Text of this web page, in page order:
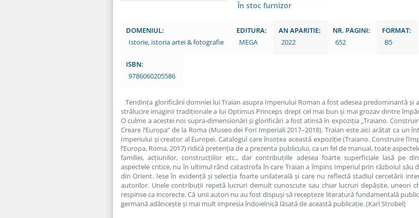
În stoc furnizor
DOMENIUL:
Istorie, istoria artei & fotografie
EDITURA:
MEGA
AN APARITIE:
2022
NR. PAGINI:
652
FORMAT:
B5
ISBN:
9786060205586
Tendința glorificării domniei lui Traian asupra Imperiului Roman a fost adesea predominantă și
strălucire imaginii tradiționale a lui Optimus Princeps drept cel mai bun și mai grozav dintre
O culme a acestei noi supra‑dimensionări și glorificări a fost atinsă în expoziția „Traiano.
Creare l’Europa” de la Roma (Museo dei Fori Imperiali 2017–2018). Traian este aici arătat ca un
Imperiului și creator al Europei. Catalogul care însoțea această expoziție (Traiano. Construire
l’Europa, Roma, 2017) ridică pretenția de a prezenta publicului, ca un fel de manual, toate
familiei, acțiunilor, construcțiilor etc., dar contribuțiile adesea foarte superficiale lasă pe
aspectele critice, nu în ultimul rând catastrofa în care Traian a împins Imperiul prin războiul său
din Orient. Iese în evidență și selecția foarte unilaterală și care nu reflectă stadiul cercetării
autorilor. Unele contribuții repetă lucruri demult cunoscute sau chiar lucruri depășite, uneori
respinse ca incorecte. Că unii autori nu au fost dispuși să recepteze literatură fundamentală
germană adâncește și mai mult impresia îndoielnică lăsată de această publicație. (Karl Strobel)